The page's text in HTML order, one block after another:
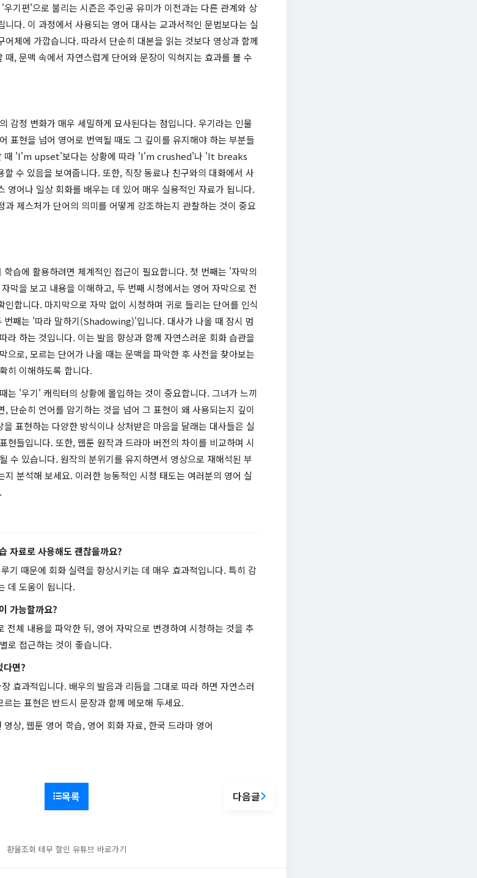
기편'으로 불리는 시즌은 주인공 유미가 이전과는 다른 관계와 상
니다. 이 과정에서 사용되는 영어 대사는 교과서적인 문법보다는 실
어체에 가깝습니다. 따라서 단순히 대본을 읽는 것보다 영상과 함께
때, 문맥 속에서 자연스럽게 단어와 문장이 익혀지는 효과를 볼 수
감정 변화가 매우 세밀하게 묘사된다는 점입니다. 우기라는 인물
표현을 넘어 영어로 번역될 때도 그 깊이를 유지해야 하는 부분들
때 'I'm upset'보다는 상황에 따라 'I'm crushed'나 'It breaks
수 있음을 보여줍니다. 또한, 직장 동료나 친구와의 대화에서 사
영어나 일상 회화를 배우는 데 있어 매우 실용적인 자료가 됩니다.
과 제스처가 단어의 의미를 어떻게 강조하는지 관찰하는 것이 중요
습에 활용하려면 체계적인 접근이 필요합니다. 첫 번째는 '자막의
막을 보고 내용을 이해하고, 두 번째 시청에서는 영어 자막으로 전
인합니다. 마지막으로 자막 없이 시청하며 귀로 들리는 단어를 인식
번째는 '따라 말하기(Shadowing)'입니다. 대사가 나올 때 잠시 멈
라 하는 것입니다. 이는 발음 향상과 함께 자연스러운 회화 습관을
으로, 모르는 단어가 나올 때는 문맥을 파악한 후 사전을 찾아보는
히 이해하도록 합니다.
는 '우기' 캐릭터의 상황에 몰입하는 것이 중요합니다. 그녀가 느끼
단순히 언어를 암기하는 것을 넘어 그 표현이 왜 사용되는지 깊이
표현하는 다양한 방식이나 상처받은 마음을 달래는 대사들은 실
현들입니다. 또한, 웹툰 원작과 드라마 버전의 차이를 비교하며 시
수 있습니다. 원작의 분위기를 유지하면서 영상으로 재해석된 부
분석해 보세요. 이러한 능동적인 시청 태도는 여러분의 영어 실
자료로 사용해도 괜찮을까요?
기 때문에 회화 실력을 향상시키는 데 매우 효과적입니다. 특히 감
데 도움이 됩니다.
가능할까요?
전체 내용을 파악한 뒤, 영어 자막으로 변경하여 시청하는 것을 추
로 접근하는 것이 좋습니다.
다면?
효과적입니다. 배우의 발음과 리듬을 그대로 따라 하면 자연스러
는 표현은 반드시 문장과 함께 메모해 두세요.
상, 웹툰 영어 학습, 영어 회화 자료, 한국 드라마 영어
목록 다음글
환율조회 테무 할인 유튜브 바로가기